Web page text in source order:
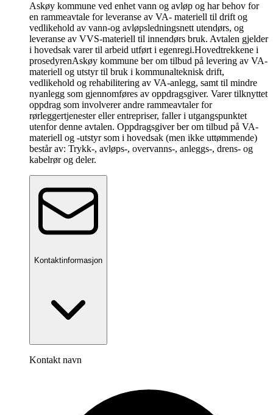
Askøy kommune ved enhet vann og avløp og har behov for
en rammeavtale for leveranse av VA- materiell til drift og
vedlikehold av vann-og avløpsledningsnett utendørs, og
leveranse av VVS-materiell til innendørs bruk. Avtalen gjelder
i hovedsak varer til arbeid utført i egenregi.Hovedtrekkene i
prosedyrenAskøy kommune ber om tilbud på levering av VA-
materiell og utstyr til bruk i kommunalteknisk drift,
vedlikehold og rehabilitering av VA-anlegg, samt til mindre
nyanlegg som gjennomføres av oppdragsgiver. Varer tilknyttet
oppdrag som involverer andre rammeavtaler for
rørleggertjenester eller entrepriser, faller i utgangspunktet
utenfor denne avtalen. Oppdragsgiver ber om tilbud på VA-
materiell og -utstyr som i hovedsak (men ikke uttømmende)
består av: Trykk-, avløps-, overvanns-, anleggs-, drens- og
kabelrør og deler.
Kontaktinformasjon
Kontakt navn